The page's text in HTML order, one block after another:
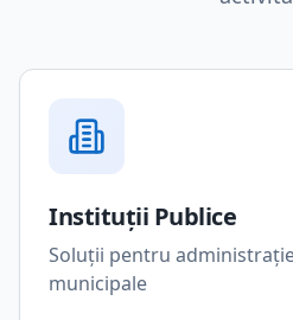
Instituții Publice
Soluții pentru
municipale